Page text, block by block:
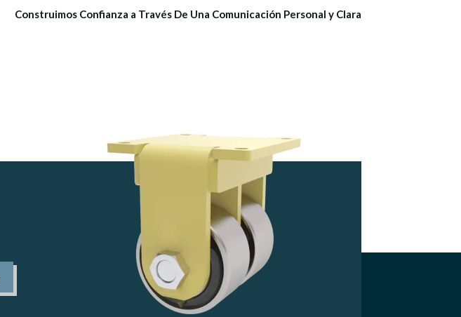
Construimos Confianza a Través De Una Comunicación Personal y Clara